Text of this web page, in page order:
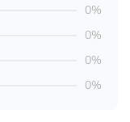
0%
0%
0%
0%